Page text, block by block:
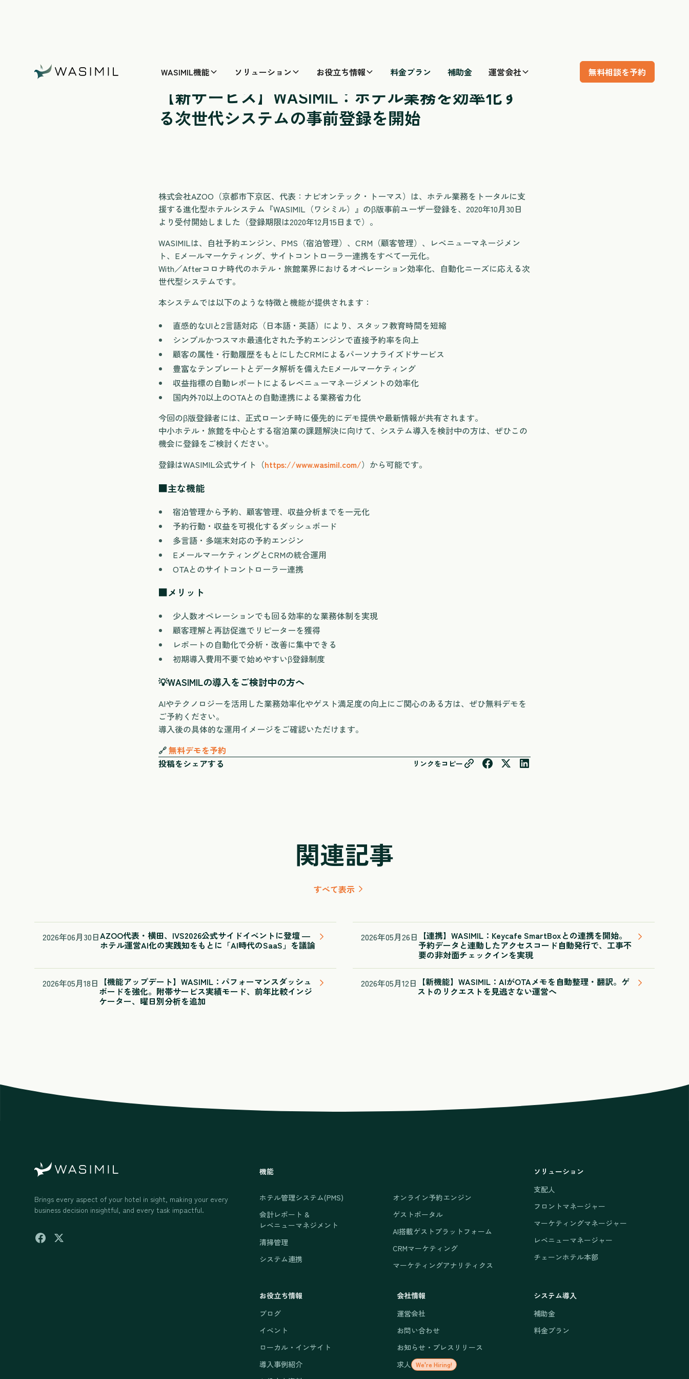
WASIMIL機能 ソリューション お役立ち情報 料金プラン 補助金 運営会社 無料相談を予約
ホームページ/ 【新サービス】WASIMIL：ホテル業務を効率化する次世代システムの事前登録を開始
【新サービス】WASIMIL：ホテル業務を効率化す
る次世代システムの事前登録を開始
株式会社AZOO（京都市下京区、代表：ナピオンテック・トーマス）は、ホテル業務をトータルに支
援する進化型ホテルシステム『WASIMIL（ワシミル）』のβ版事前ユーザー登録を、2020年10月30日
より受付開始しました（登録期限は2020年12月15日まで）。
WASIMILは、自社予約エンジン、PMS（宿泊管理）、CRM（顧客管理）、レベニューマネージメン
ト、Eメールマーケティング、サイトコントローラー連携をすべて一元化。
With／Afterコロナ時代のホテル・旅館業界におけるオペレーション効率化、自動化ニーズに応える次
世代型システムです。
本システムでは以下のような特徴と機能が提供されます：
直感的なUIと2言語対応（日本語・英語）により、スタッフ教育時間を短縮
シンプルかつスマホ最適化された予約エンジンで直接予約率を向上
顧客の属性・行動履歴をもとにしたCRMによるパーソナライズドサービス
豊富なテンプレートとデータ解析を備えたEメールマーケティング
収益指標の自動レポートによるレベニューマネージメントの効率化
国内外70以上のOTAとの自動連携による業務省力化
今回のβ版登録者には、正式ローンチ時に優先的にデモ提供や最新情報が共有されます。
中小ホテル・旅館を中心とする宿泊業の課題解決に向けて、システム導入を検討中の方は、ぜひこの
機会に登録をご検討ください。
登録はWASIMIL公式サイト（https://www.wasimil.com/）から可能です。
■主な機能
宿泊管理から予約、顧客管理、収益分析までを一元化
予約行動・収益を可視化するダッシュボード
多言語・多端末対応の予約エンジン
EメールマーケティングとCRMの統合運用
OTAとのサイトコントローラー連携
■メリット
少人数オペレーションでも回る効率的な業務体制を実現
顧客理解と再訪促進でリピーターを獲得
レポートの自動化で分析・改善に集中できる
初期導入費用不要で始めやすいβ登録制度
💡WASIMILの導入をご検討中の方へ
AIやテクノロジーを活用した業務効率化やゲスト満足度の向上にご関心のある方は、ぜひ無料デモを
ご予約ください。
導入後の具体的な運用イメージをご確認いただけます。
🔗無料デモを予約
投稿をシェアする
リンクをコピー
関連記事
すべて表示
2026年06月30日AZOO代表・横田、IVS2026公式サイドイベントに登壇 ―
ホテル運営AI化の実践知をもとに「AI時代のSaaS」を議論
2026年05月26日 【連携】WASIMIL：Keycafe SmartBoxとの連携を開始。
予約データと連動したアクセスコード自動発行で、工事不
要の非対面チェックインを実現
2026年05月18日 【機能アップデート】WASIMIL：パフォーマンスダッシュ
ボードを強化。附帯サービス実績モード、前年比較インジ
ケーター、曜日別分析を追加
2026年05月12日 【新機能】WASIMIL：AIがOTAメモを自動整理・翻訳。ゲ
ストのリクエストを見逃さない運営へ
Brings every aspect of your hotel in sight, making your every
business decision insightful, and every task impactful.
機能
ホテル管理システム(PMS)
会計レポート &
レベニューマネジメント
清掃管理
システム連携
オンライン予約エンジン
ゲストポータル
AI搭載ゲストプラットフォーム
CRMマーケティング
マーケティングアナリティクス
ソリューション
支配人
フロントマネージャー
マーケティングマネージャー
レベニューマネージャー
チェーンホテル本部
お役立ち情報
ブログ
イベント
ローカル・インサイト
導入事例紹介
会社情報
運営会社
お問い合わせ
お知らせ・プレスリリース
求人 We're Hiring!
システム導入
補助金
料金プラン